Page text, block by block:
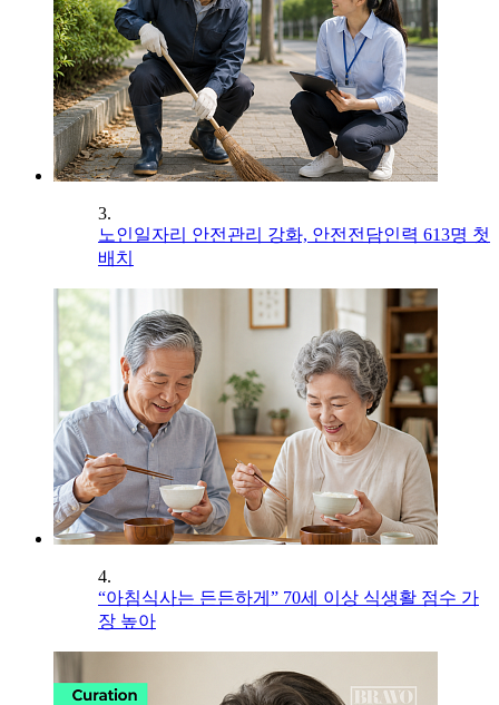
3.
노인일자리 안전관리 강화, 안전전담인력 613명 첫
배치
4.
“아침식사는 든든하게” 70세 이상 식생활 점수 가
장 높아